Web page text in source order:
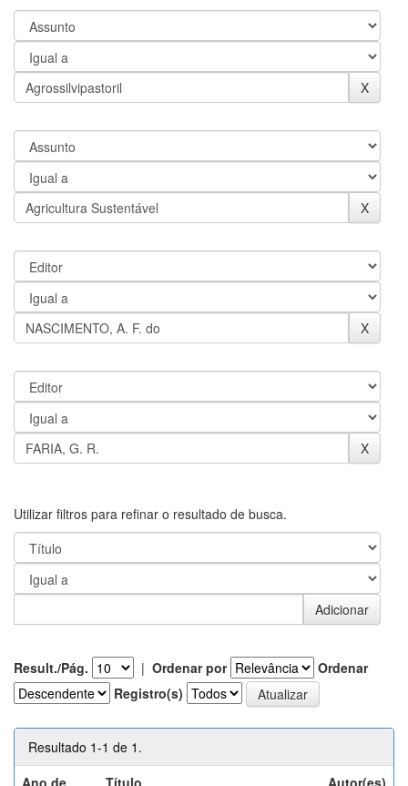
Utilizar filtros para refinar o resultado de busca.
Result./Pág. | Ordenar por
Ordenar
Registro(s)
Resultado 1-1 de 1.
Ano de
Título Autor(es)